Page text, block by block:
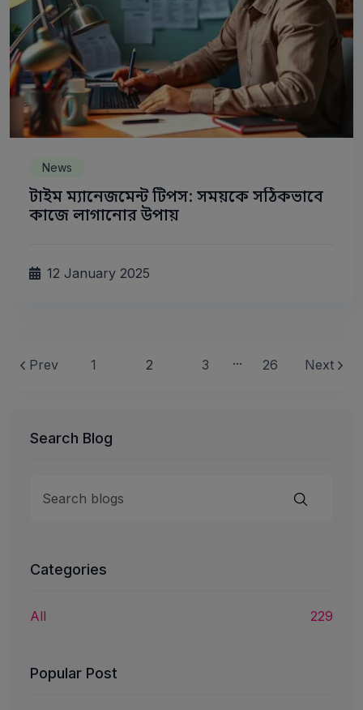
Search Blog
Categories
All 229
Popular Post
News
টাইম ম্যানেজমেন্ট টিপস: সময়কে সঠিকভাবে
কাজে লাগানোর উপায়
12 January 2025
Prev 1 2 3 ... 26 Next